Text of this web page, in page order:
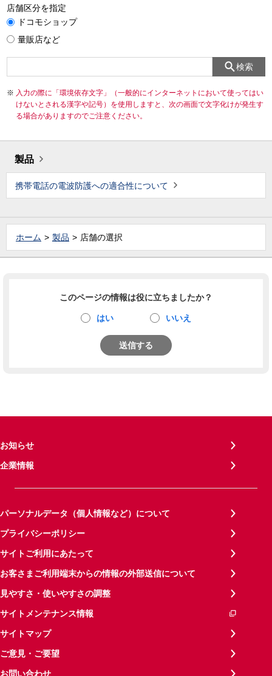
店舗区分を指定
ドコモショップ
量販店など
検索
入力の際に「環境依存文字」（一般的にインターネットにおいて使ってはい
けないとされる漢字や記号）を使用しますと、次の画面で文字化けが発生す
る場合がありますのでご注意ください。
製品
携帯電話の電波防護への適合性について
ホーム 製品 店舗の選択
このページの情報は役に立ちましたか？
はい いいえ
送信する
お知らせ
企業情報
パーソナルデータ（個人情報など）について
プライバシーポリシー
サイトご利用にあたって
お客さまご利用端末からの情報の外部送信について
見やすさ・使いやすさの調整
サイトメンテナンス情報
サイトマップ
ご意見・ご要望
お問い合わせ